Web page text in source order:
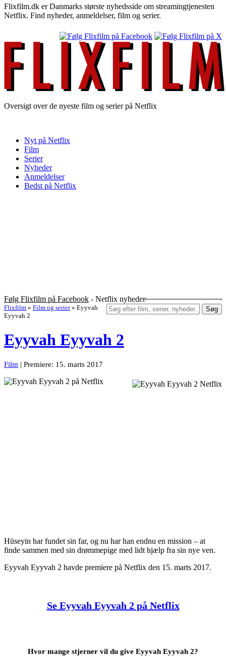
Flixfilm.dk er Danmarks største nyhedsside om streamingtjenesten
Netflix. Find nyheder, anmeldelser, film og serier.
Oversigt over de nyeste film og serier på Netflix
Nyt på Netflix
Film
Serier
Nyheder
Anmeldelser
Bedst på Netflix
Følg Flixfilm på Facebook - Netflix nyheder
Søg
Flixfilm » Film og serier » Eyyvah
Eyyvah 2
Eyyvah Eyyvah 2
Film | Premiere: 15. marts 2017
Hüseyin har fundet sin far, og nu har han endnu en mission – at
finde sammen med sin drømmepige med lidt hjælp fra sin nye ven.
Eyyvah Eyyvah 2 havde premiere på Netflix den 15. marts 2017.
Se Eyyvah Eyyvah 2 på Netflix
Hvor mange stjerner vil du give Eyyvah Eyyvah 2?